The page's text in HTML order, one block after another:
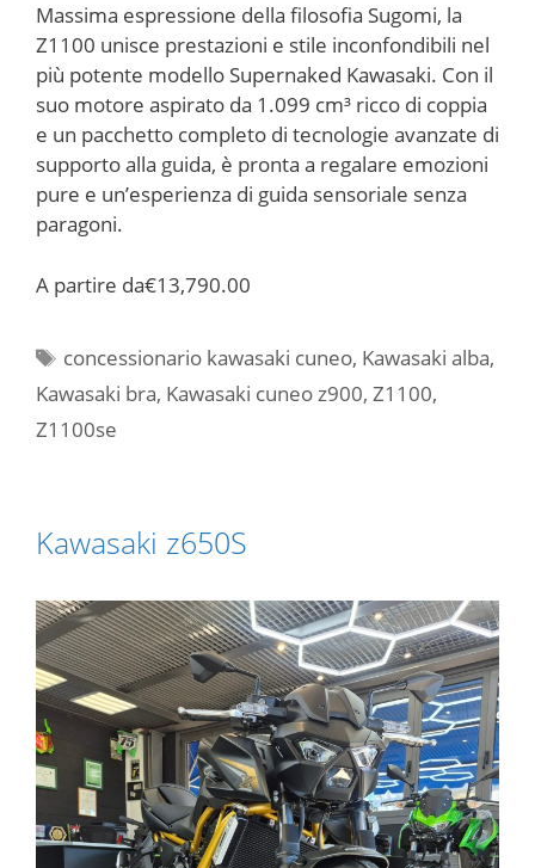
Massima espressione della filosofia Sugomi, la
Z1100 unisce prestazioni e stile inconfondibili nel
più potente modello Supernaked Kawasaki. Con il
suo motore aspirato da 1.099 cm³ ricco di coppia
e un pacchetto completo di tecnologie avanzate di
supporto alla guida, è pronta a regalare emozioni
pure e un’esperienza di guida sensoriale senza
paragoni.
A partire da€13,790.00
Tag
concessionario kawasaki cuneo, Kawasaki alba,
Kawasaki bra, Kawasaki cuneo z900, Z1100,
Z1100se
Kawasaki z650S